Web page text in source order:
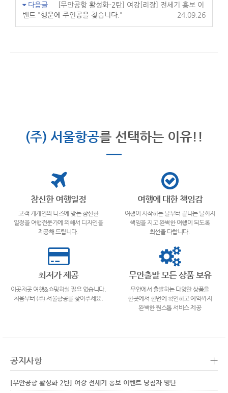
다음글
[무안공항 활성화-2탄] 여강[리장] 전세기 홍보 이
벤트 "행운에 주인공을 찾습니다."
24.09.26
(주) 서울항공를 선택하는 이유!!
참신한 여행일정
고객 개개인의 니즈에 맞는 참신한
일정을 여행전문가에 의해서 디자인을
제공해 드립니다.
여행에 대한 책임감
여행이 시작하는 날부터 끝나는 날까지
책임을 지고 완벽한 여행이 되도록
최선을 다합니다.
최저가 제공
이곳저곳 여행&쇼핑하실 필요 없습니다.
처음부터 (주) 서울항공를 찾아주세요.
무안출발 모든 상품 보유
무안에서 출발하는 다양한 상품을
한곳에서 한번에 확인하고 예약까지
완벽한 원스톱 서비스 제공
공지사항 +
[무안공항 활성화 2탄] 여강 전세기 홍보 이벤트 당첨자 명단